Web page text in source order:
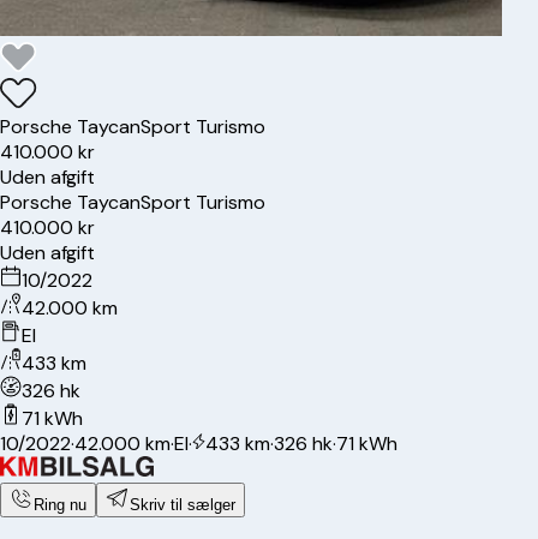
Porsche TaycanSport Turismo
410.000 kr
Uden afgift
Porsche TaycanSport Turismo
410.000 kr
Uden afgift
10/2022
42.000 km
El
433 km
326 hk
71 kWh
10/2022·42.000 km·El· 433 km·326 hk·71 kWh
Ring nu Skriv til sælger